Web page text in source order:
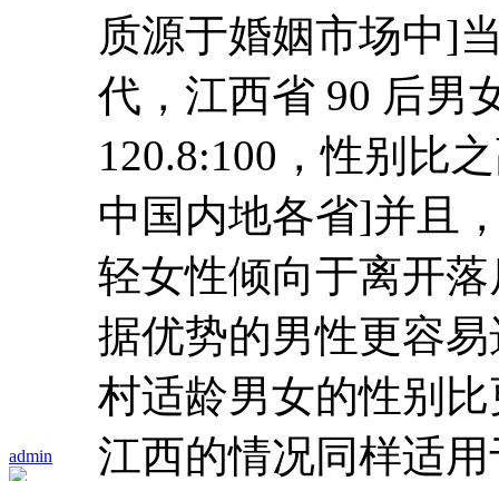
admin
质源于婚姻市场中]
代，江西省 90 后男
120.8:100，性别比
中国内地各省]并且
轻女性倾向于离开
据优势的男性更容
村适龄男女的性别
江西的情况同样适